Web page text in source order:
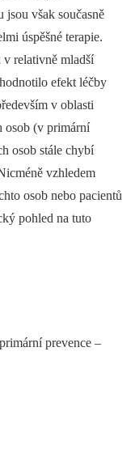
však současně
úspěšné terapie.
v relativně mladší
efekt léčby
v oblasti
osob (v primární
osob stále chybí
vzhledem
osob nebo pacientů
pohled na tuto
prevence –